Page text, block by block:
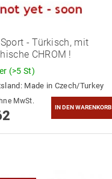
- Türkisch, mit
CHROM !
(>5 St)
Made in Czech/Turkey
ohne MwSt.